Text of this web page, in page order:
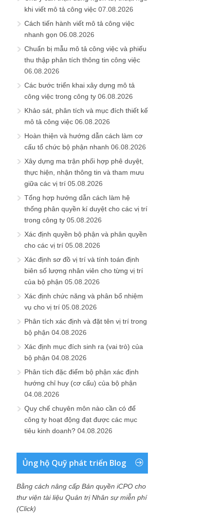
khi viết mô tả công việc 07.08.2026
Cách tiến hành viết mô tả công việc
nhanh gọn 06.08.2026
Chuẩn bị mẫu mô tả công việc và phiếu
thu thập phân tích thông tin công việc
06.08.2026
Các bước triển khai xây dựng mô tả
công việc trong công ty 06.08.2026
Khảo sát, phân tích và mục đích thiết kế
mô tả công việc 06.08.2026
Hoàn thiện và hướng dẫn cách làm cơ
cấu tổ chức bộ phận nhanh 06.08.2026
Xây dựng ma trận phối hợp phê duyệt,
thực hiện, nhận thông tin và tham mưu
giữa các vị trí 05.08.2026
Tổng hợp hướng dẫn cách làm hệ
thống phân quyền kí duyệt cho các vị trí
trong công ty 05.08.2026
Xác định quyền bộ phận và phân quyền
cho các vị trí 05.08.2026
Xác định sơ đồ vị trí và tính toán định
biên số lượng nhân viên cho từng vị trí
của bộ phận 05.08.2026
Xác định chức năng và phân bổ nhiệm
vụ cho vị trí 05.08.2026
Phân tích xác định và đặt tên vị trí trong
bộ phận 04.08.2026
Xác định mục đích sinh ra (vai trò) của
bộ phận 04.08.2026
Phân tích đặc điểm bộ phận xác định
hướng chỉ huy (cơ cấu) của bộ phận
04.08.2026
Quy chế chuyên môn nào cần có để
công ty hoạt động đạt được các mục
tiêu kinh doanh? 04.08.2026
Ủng hộ Quỹ phát triển Blog
Bằng cách nâng cấp Bản quyền iCPO cho
thư viện tài liệu Quản trị Nhân sự miễn phí
(Click)